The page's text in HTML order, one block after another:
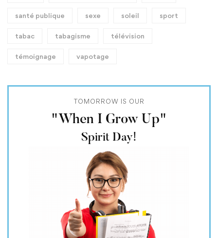
santé publique sexe soleil sport
tabac tabagisme télévision
témoignage vapotage
TOMORROW IS OUR
"When I Grow Up"
Spirit Day!